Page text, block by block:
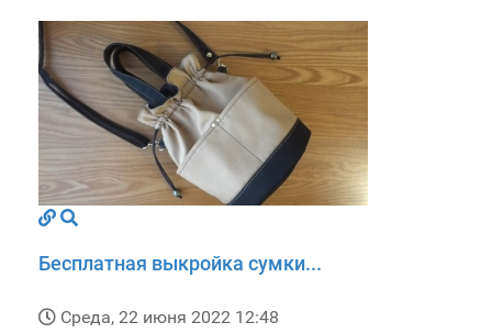
Бесплатная выкройка сумки...
Среда, 22 июня 2022 12:48